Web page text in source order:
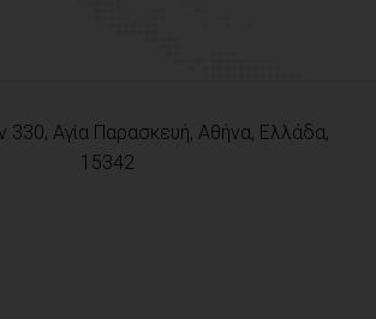
Αγία Παρασκευή, Αθήνα, Ελλάδα,
15342